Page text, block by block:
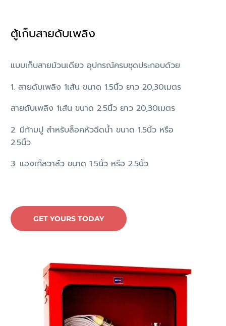
ตู้เก็บสายดับเพลิง
แบบเก็บสายม้วนเดียว อุปกรณ์ครบชุดประกอบด้วย
1. สายดับเพลิง 1เส้น ขนาด 1.5นิ้ว ยาว 20,30เมตร
สายดับเพลิง 1เส้น ขนาด 2.5นิ้ว ยาว 20,30เมตร
2. มีก้ามปู สำหรับล็อคหัวฉีดน้ำ ขนาด 1.5นิ้ว หรือ
2.5นิ้ว
3. แองเกิ้ลวาล์ว ขนาด 1.5นิ้ว หรือ 2.5นิ้ว
GET YOURS TODAY